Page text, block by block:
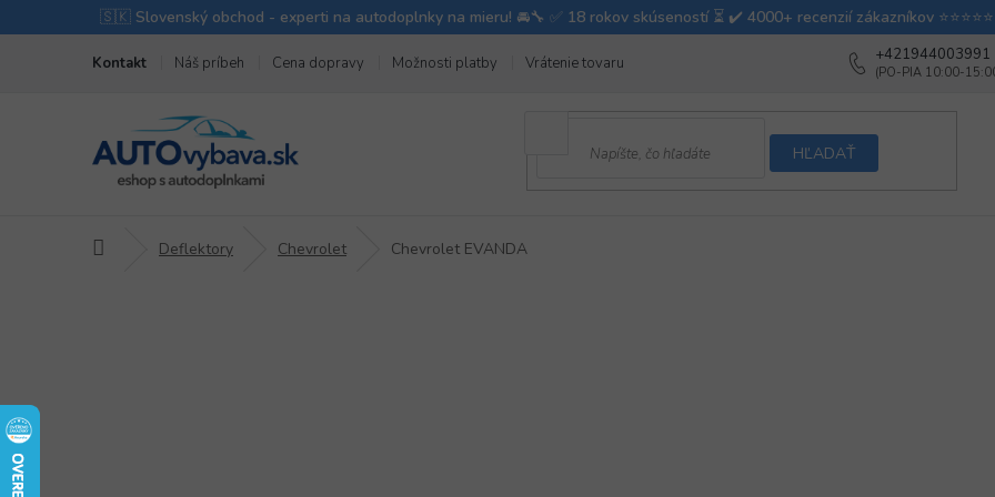
Kontakt Náš príbeh Cena dopravy Možnosti platby Vrátenie tovaru Ako balíme v
+421944003991
HĽADAŤ
DomovDeflektory Chevrolet Chevrolet EVANDA